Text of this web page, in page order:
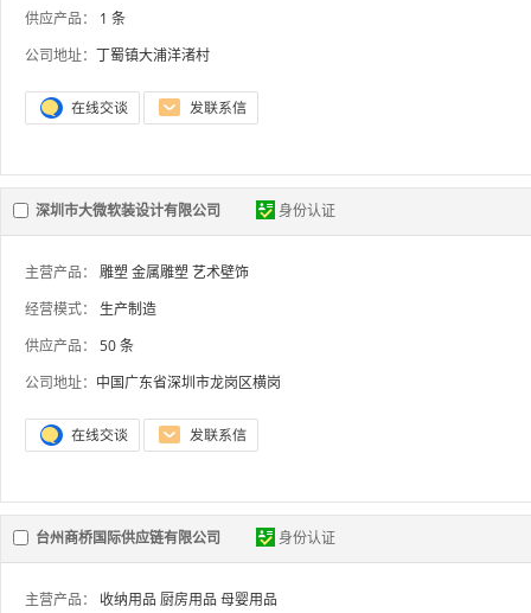
供应产品：
1 条
公司地址： 丁蜀镇大浦洋渚村
深圳市大微软装设计有限公司 身份认证
主营产品： 雕塑 金属雕塑 艺术壁饰
经营模式：
生产制造
供应产品：
50 条
公司地址： 中国广东省深圳市龙岗区横岗
台州商桥国际供应链有限公司 身份认证
主营产品： 收纳用品 厨房用品 母婴用品